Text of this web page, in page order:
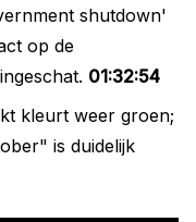
shutdown'
op de
01:32:54
kleurt weer groen;
is duidelijk